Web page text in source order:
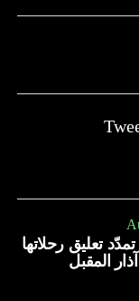
تعليق رحلاتها
المقبل